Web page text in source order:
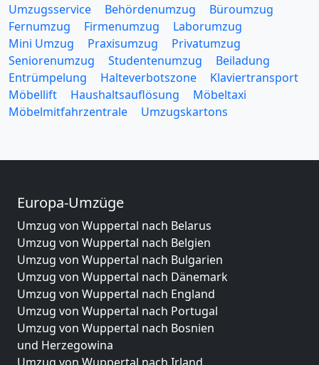
Umzugsservice Behördenumzug
Büroumzug
Fernumzug
Firmenumzug
Laborumzug
Mini Umzug
Praxisumzug
Privatumzug
Seniorenumzug
Studentenumzug
Beiladung
Entrümpelung
Halteverbotszone
Klaviertransport
Möbellift
Haushaltsauflösung
Möbeltaxi
Möbelmitfahrzentrale
Umzugskartons
Europa-Umzüge
Umzug von Wuppertal nach Belarus
Umzug von Wuppertal nach Belgien
Umzug von Wuppertal nach Bulgarien
Umzug von Wuppertal nach Dänemark
Umzug von Wuppertal nach England
Umzug von Wuppertal nach Portugal
Umzug von Wuppertal nach Bosnien
und Herzegowina
Umzug von Wuppertal nach Irland